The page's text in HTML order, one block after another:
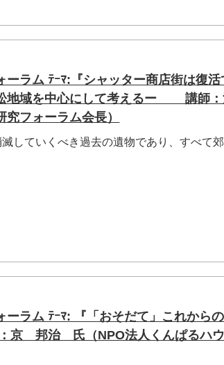
ラム ﾃｰﾏ:『シャッター商店街は復活
地域を中心にして考えるー 講師
フォーラム会長）
していくべき過去の遺物であり、すべて
ーラム ﾃｰﾏ: 『「おそだて」これから
邦治 氏（NPO法人くんぱるハウ